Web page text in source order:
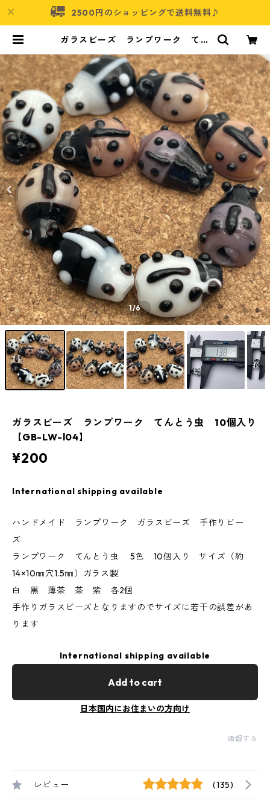
2500円のショッピングで送料無料♪
ガラスビーズ ランプワーク てん
| アクセサリーパーツショップ・可
愛いハンドメイドパーツ通販 | ネム
ネコ
1/6
ガラスビーズ ランプワーク てんとう虫 10個入り
【GB-LW-l04】
¥200
International shipping available
ハンドメイド ランプワーク ガラスビーズ 手作りビー
ズ
ランプワーク てんとう虫 5色 10個入り サイズ（約
14×10㎜穴1.5㎜）ガラス製
白 黒 薄茶 茶 紫 各2個
手作りガラスビーズとなりますのでサイズに若干の誤差があ
ります
International shipping available
Add to cart
日本国内にお住まいの方向け
通報する
レビュー (135)